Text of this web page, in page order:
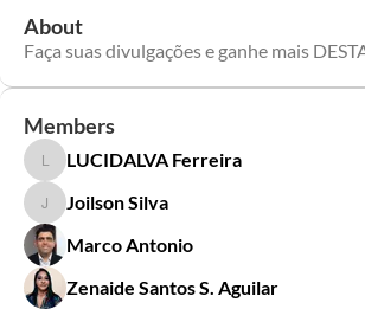
About
Faça suas divulgações e ganhe mais
Members
LUCIDALVA Ferreira
LUCIDALVA Ferreira
Joilson Silva
Joilson Silva
Marco Antonio
Zenaide Santos S. Aguilar